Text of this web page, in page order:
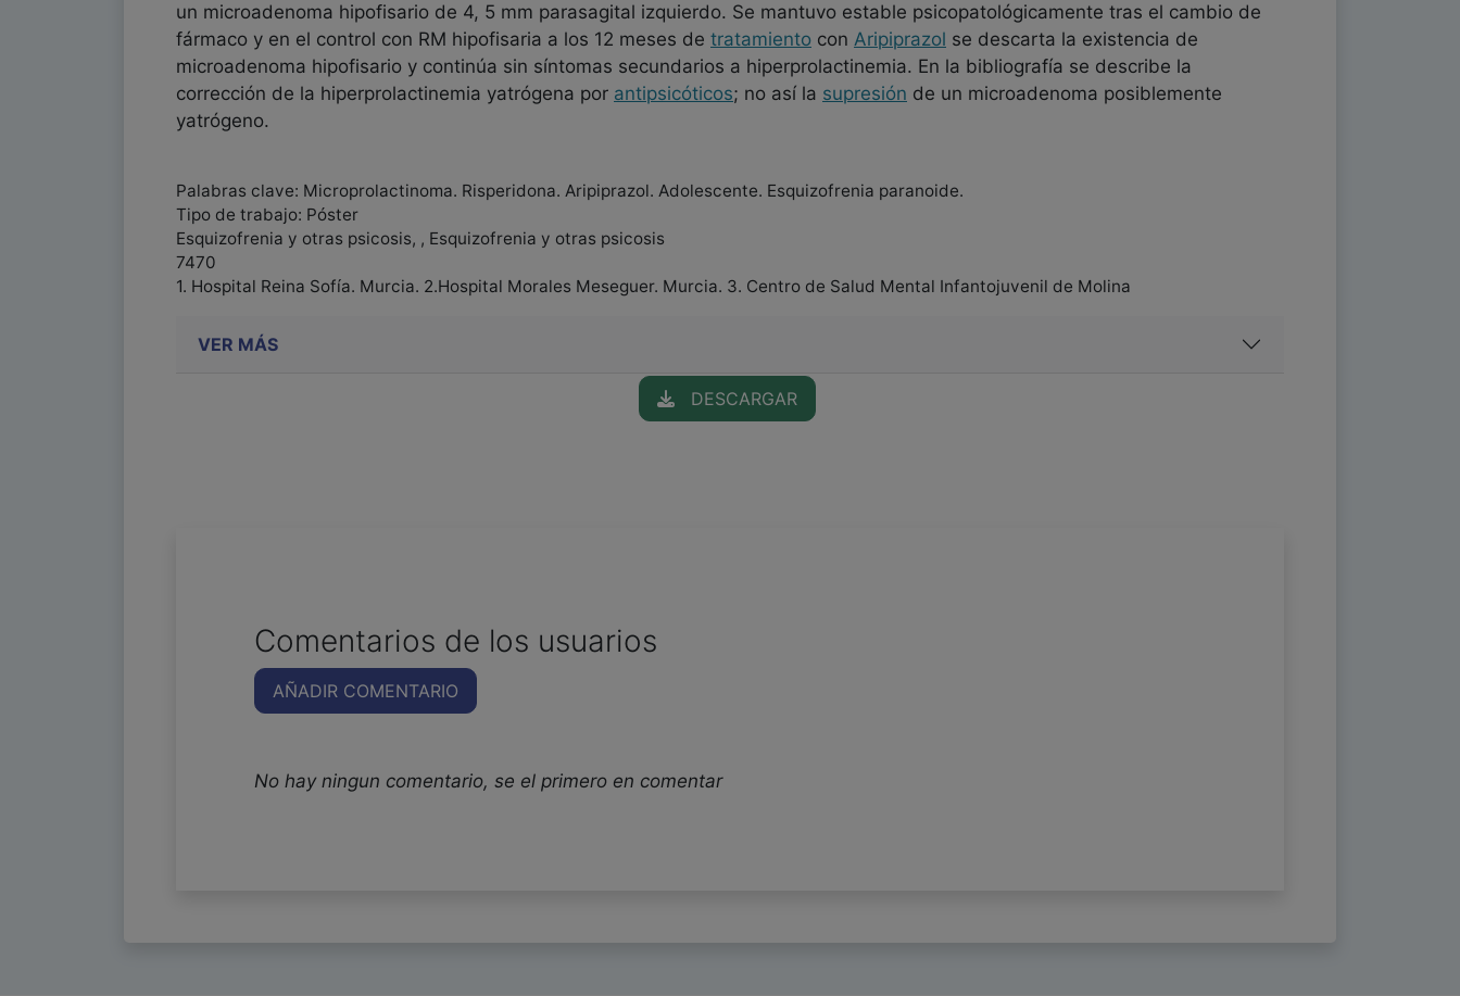
un microadenoma hipofisario de 4, 5 mm parasagital izquierdo. Se mantuvo estable psicopatológicamente tras el cambio de
fármaco y en el control con RM hipofisaria a los 12 meses de tratamiento con Aripiprazol se descarta la existencia de
microadenoma hipofisario y continúa sin síntomas secundarios a hiperprolactinemia. En la bibliografía se describe la
corrección de la hiperprolactinemia yatrógena por antipsicóticos; no así la supresión de un microadenoma posiblemente
yatrógeno.
Palabras clave: Microprolactinoma. Risperidona. Aripiprazol. Adolescente. Esquizofrenia paranoide.
Tipo de trabajo: Póster
Esquizofrenia y otras psicosis, , Esquizofrenia y otras psicosis
7470
1. Hospital Reina Sofía. Murcia. 2.Hospital Morales Meseguer. Murcia. 3. Centro de Salud Mental Infantojuvenil de Molina
VER MÁS
DESCARGAR
Comentarios de los usuarios
AÑADIR COMENTARIO
No hay ningun comentario, se el primero en comentar